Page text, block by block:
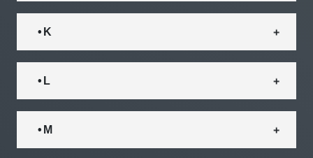
• K
• L
• M